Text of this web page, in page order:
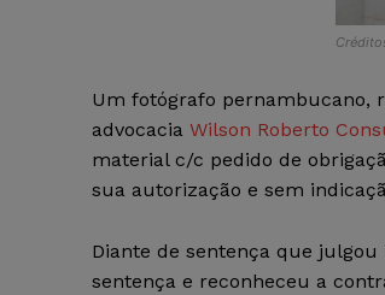
Um fotógrafo pernambucano,
advocacia Wilson Roberto
material c/c pedido de
sua autorização e sem
Diante de sentença que
sentença e reconheceu a